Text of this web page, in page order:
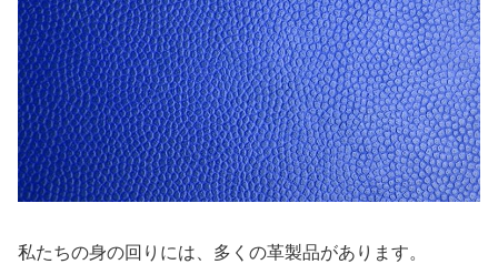
私たちの身の回りには、多くの革製品があります。